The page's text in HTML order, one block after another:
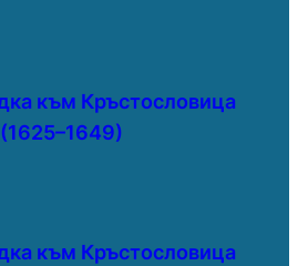
към Кръстословица
към Кръстословица